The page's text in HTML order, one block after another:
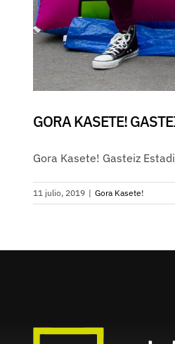
GORA KASETE!
Gora Kasete! Gasteiz
11 julio, 2019 | Gora Kasete!